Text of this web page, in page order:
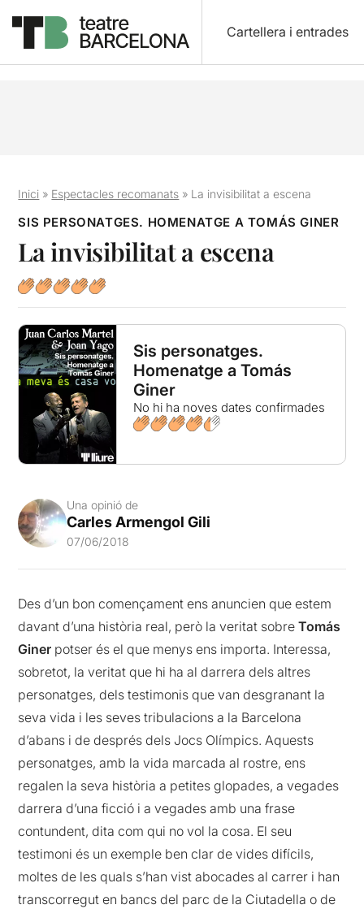
Cartellera i entrades
Inici » Espectacles recomanats » La invisibilitat a escena
SIS PERSONATGES. HOMENATGE A TOMÁS GINER
La invisibilitat a escena
Sis personatges.
Homenatge a Tomás
Giner
No hi ha noves dates confirmades
Una opinió de
Carles Armengol Gili
07/06/2018
Des d’un bon començament ens anuncien que estem
davant d’una història real, però la veritat sobreTomás
Giner potser és el que menys ens importa. Interessa,
sobretot, la veritat que hi ha al darrera dels altres
personatges, dels testimonis que van desgranant la
seva vida i les seves tribulacions a la Barcelona
d’abans i de després dels Jocs Olímpics. Aquests
personatges, amb la vida marcada al rostre, ens
regalen la seva història a petites glopades, a vegades
darrera d’una ficció i a vegades amb una frase
contundent, dita com qui no vol la cosa. El seu
testimoni és un exemple ben clar de vides difícils,
moltes de les quals s’han vist abocades al carrer i han
transcorregut en bancs del parc de la Ciutadella o de